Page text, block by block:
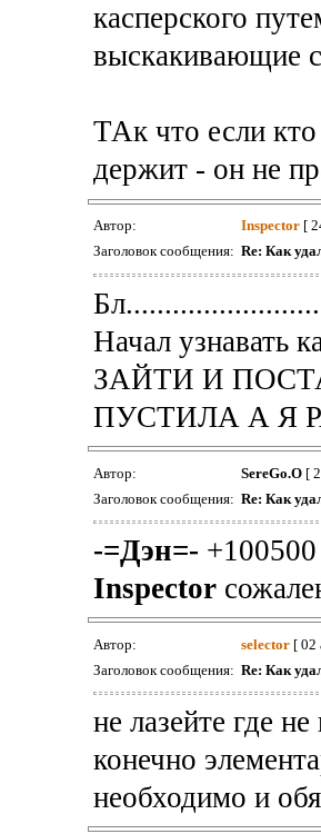
касперского
выскакивающие
ТАк что если
держит - он не
Автор: Inspector[
Заголовок сообщения: Re: Как
Начал
ЗАЙТИ И
ПУСТИЛА А Я
Автор: SereGo.O[
Заголовок сообщения: Re: Как
-=Дэн=- +100500
Inspector
Автор: selector[ 02
Заголовок сообщения: Re: Как
не лазейте где
конечно
необходимо и